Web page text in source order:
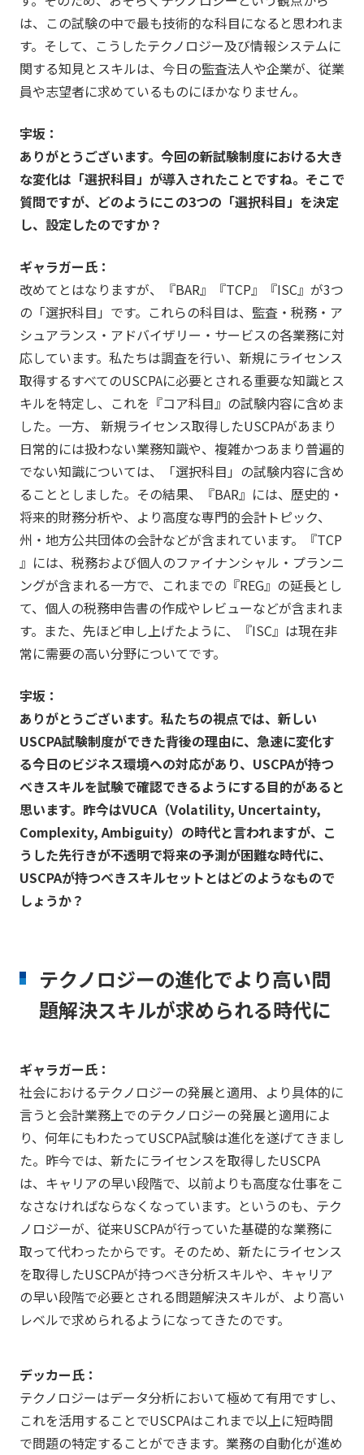
は、この試験の中で最も技術的な科目になると思われま
す。そして、こうしたテクノロジー及び情報システムに
関する知見とスキルは、今日の監査法人や企業が、従業
員や志望者に求めているものにほかなりません。
宇坂：
ありがとうございます。今回の新試験制度における大き
な変化は「選択科目」が導入されたことですね。そこで
質問ですが、どのようにこの3つの「選択科目」を決定
し、設定したのですか？
ギャラガー氏：
改めてとはなりますが、『BAR』『TCP』『ISC』が3つ
の「選択科目」です。これらの科目は、監査・税務・ア
シュアランス・アドバイザリー・サービスの各業務に対
応しています。私たちは調査を行い、新規にライセンス
取得するすべてのUSCPAに必要とされる重要な知識とス
キルを特定し、これを『コア科目』の試験内容に含めま
した。一方、 新規ライセンス取得したUSCPAがあまり
日常的には扱わない業務知識や、複雑かつあまり普遍的
でない知識については、「選択科目」の試験内容に含め
ることとしました。その結果、『BAR』には、歴史的・
将来的財務分析や、より高度な専門的会計トピック、
州・地方公共団体の会計などが含まれています。『TCP
』には、税務および個人のファイナンシャル・プランニ
ングが含まれる一方で、これまでの『REG』の延長とし
て、個人の税務申告書の作成やレビューなどが含まれま
す。また、先ほど申し上げたように、『ISC』は現在非
常に需要の高い分野についてです。
宇坂：
ありがとうございます。私たちの視点では、新しい
USCPA試験制度ができた背後の理由に、急速に変化す
る今日のビジネス環境への対応があり、USCPAが持つ
べきスキルを試験で確認できるようにする目的があると
思います。昨今はVUCA（Volatility, Uncertainty,
Complexity, Ambiguity）の時代と言われますが、こ
うした先行きが不透明で将来の予測が困難な時代に、
USCPAが持つべきスキルセットとはどのようなもので
しょうか？
テクノロジーの進化でより高い問
題解決スキルが求められる時代に
ギャラガー氏：
社会におけるテクノロジーの発展と適用、より具体的に
言うと会計業務上でのテクノロジーの発展と適用によ
り、何年にもわたってUSCPA試験は進化を遂げてきまし
た。昨今では、新たにライセンスを取得したUSCPA
は、キャリアの早い段階で、以前よりも高度な仕事をこ
なさなければならなくなっています。というのも、テク
ノロジーが、従来USCPAが行っていた基礎的な業務に
取って代わったからです。そのため、新たにライセンス
を取得したUSCPAが持つべき分析スキルや、キャリア
の早い段階で必要とされる問題解決スキルが、より高い
レベルで求められるようになってきたのです。
デッカー氏：
テクノロジーはデータ分析において極めて有用ですし、
これを活用することでUSCPAはこれまで以上に短時間
で問題の特定することができます。業務の自動化が進め